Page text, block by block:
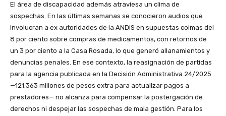
El área de discapacidad además atraviesa un clima de
sospechas. En las últimas semanas se conocieron audios que
involucran a ex autoridades de la ANDIS en supuestas coimas del
8 por ciento sobre compras de medicamentos, con retornos de
un 3 por ciento a la Casa Rosada, lo que generó allanamientos y
denuncias penales. En ese contexto, la reasignación de partidas
para la agencia publicada en la Decisión Administrativa 24/2025
—121.363 millones de pesos extra para actualizar pagos a
prestadores— no alcanza para compensar la postergación de
derechos ni despejar las sospechas de mala gestión. Para los